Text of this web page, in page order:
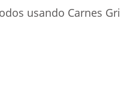
usando Carnes